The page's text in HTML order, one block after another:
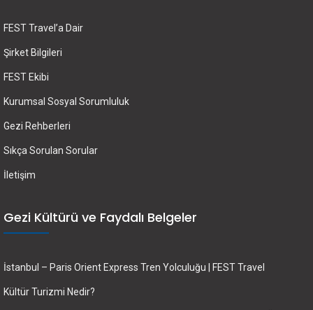
FEST Travel’a Dair
Şirket Bilgileri
FEST Ekibi
Kurumsal Sosyal Sorumluluk
Gezi Rehberleri
Sıkça Sorulan Sorular
İletişim
Gezi Kültürü ve Faydalı Belgeler
İstanbul – Paris Orient Express Tren Yolculuğu | FEST Travel
Kültür Turizmi Nedir?